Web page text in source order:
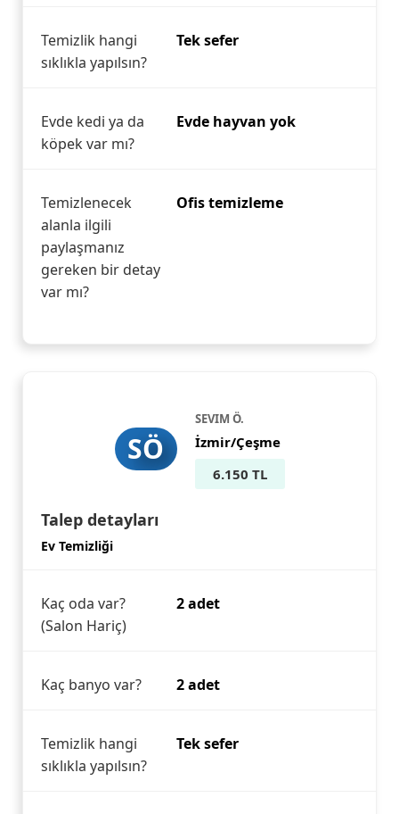
Temizlik hangi
sıklıkla yapılsın?
Tek sefer
Evde kedi ya da
köpek var mı?
Evde hayvan yok
Temizlenecek
alanla ilgili
paylaşmanız
gereken bir detay
var mı?
Ofis temizleme
SÖ
SEVIM Ö.
İzmir/Çeşme
6.150 TL
Talep detayları
Ev Temizliği
Kaç oda var?
(Salon Hariç)
2 adet
Kaç banyo var? 2 adet
Temizlik hangi
sıklıkla yapılsın?
Tek sefer